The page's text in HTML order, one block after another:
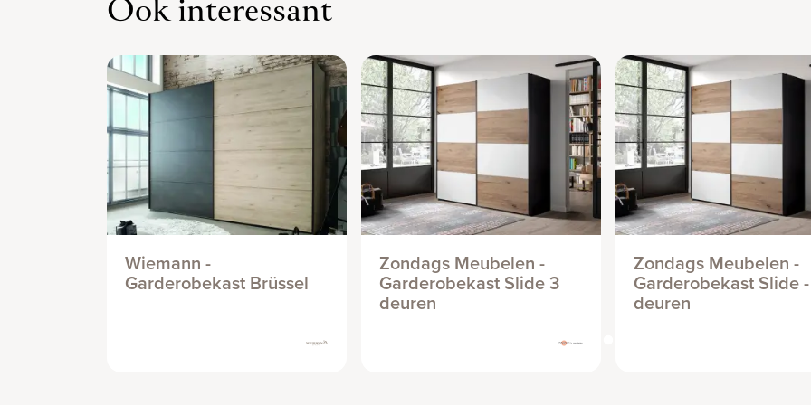
Ook interessant
Wiemann -
Garderobekast Brüssel
Zondags Meubelen -
Garderobekast Slide 3
deuren
Zondags Meubelen -
Garderobekast Slide
deuren